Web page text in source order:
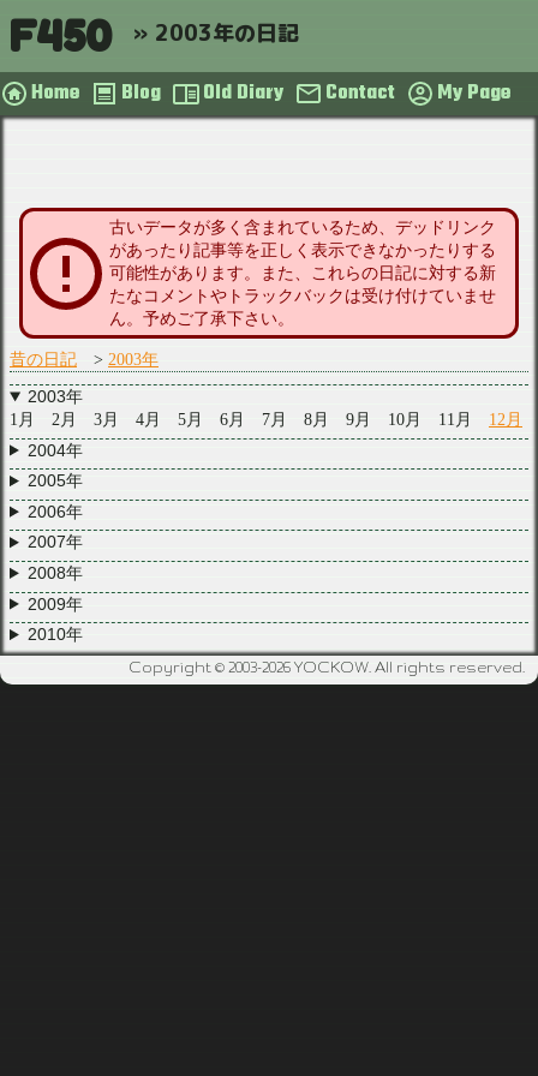
F450 2003年の日記
Home Blog Old Diary Contact My Page
古いデータが多く含まれているため、デッドリンク
があったり記事等を正しく表示できなかったりする
可能性があります。また、これらの日記に対する新
たなコメントやトラックバックは受け付けていませ
ん。予めご了承下さい。
昔の日記 2003年
2003年
1月 2月 3月 4月 5月 6月 7月 8月 9月 10月 11月 12月
2004年
2005年
2006年
2007年
2008年
2009年
2010年
Copyright © 2003-2026 YOCKOW. All rights reserved.